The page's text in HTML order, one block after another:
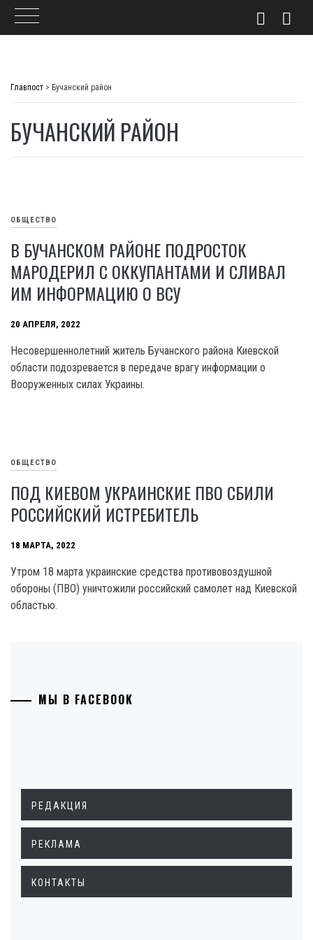
Главпост > Бучанский район
БУЧАНСКИЙ РАЙОН
ОБЩЕСТВО
В БУЧАНСКОМ РАЙОНЕ ПОДРОСТОК
МАРОДЕРИЛ С ОККУПАНТАМИ И СЛИВАЛ
ИМ ИНФОРМАЦИЮ О ВСУ
20 АПРЕЛЯ, 2022
Несовершеннолетний житель Бучанского района Киевской
области подозревается в передаче врагу информации о
Вооруженных силах Украины.
ОБЩЕСТВО
ПОД КИЕВОМ УКРАИНСКИЕ ПВО СБИЛИ
РОССИЙСКИЙ ИСТРЕБИТЕЛЬ
18 МАРТА, 2022
Утром 18 марта украинские средства противовоздушной
обороны (ПВО) уничтожили российский самолет над Киевской
областью.
МЫ В FACEBOOK
РЕДАКЦИЯ
РЕКЛАМА
КОНТАКТЫ